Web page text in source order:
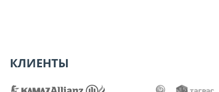
КЛИЕНТЫ